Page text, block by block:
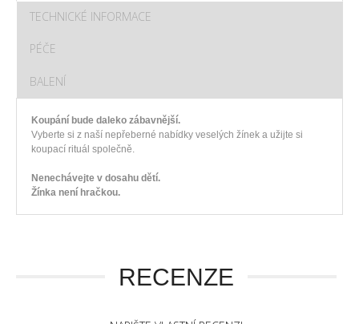
TECHNICKÉ INFORMACE
PÉČE
BALENÍ
Koupání bude daleko zábavnější.
Vyberte si z naší nepřeberné nabídky veselých žínek a užijte si
koupací rituál společně.
Nenechávejte v dosahu dětí.
Žínka není hračkou.
RECENZE